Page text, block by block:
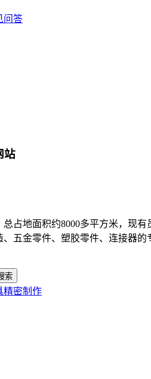
问答
站
总占地面积约8000多平方米，现
五金零件、塑胶零件、连接器的
精密制作